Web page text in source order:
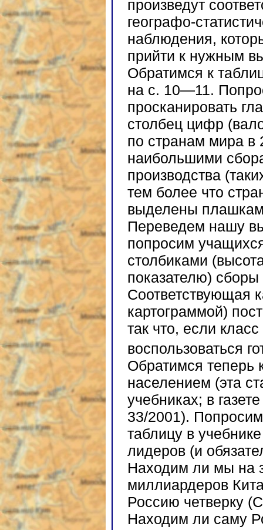
произведут
географо-
наблюдения,
прийти к нужным
Обратимся к
на с. 10—11.
просканировать
столбец цифр
по странам мира в
наибольшими
производства
тем более что
выделены
Переведем нашу
попросим
столбиками
показателю)
Соответствующая
картограммой)
так что, если
воспользоваться
Обратимся теперь
населением (эта
учебниках; в
33/2001).
таблицу в
лидеров (и
Находим ли мы на
миллиардеров
Россию четверку
Находим ли саму